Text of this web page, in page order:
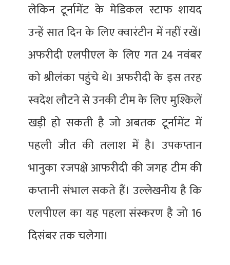
लेकिन टूर्नामेंट के मेडिकल स्टाफ शायद
उन्हें सात दिन के लिए क्वारंटीन में नहीं रखें।
अफरीदी एलपीएल के लिए गत 24 नवंबर
को श्रीलंका पहुंचे थे। अफरीदी के इस तरह
स्वदेश लौटने से उनकी टीम के लिए मुश्किलें
खड़ी हो सकती है जो अबतक टूर्नामेंट में
पहली जीत की तलाश में है। उपकप्तान
भानुका रजपक्षे आफरीदी की जगह टीम की
कप्तानी संभाल सकते हैं। उल्लेखनीय है कि
एलपीएल का यह पहला संस्करण है जो 16
दिसंबर तक चलेगा।